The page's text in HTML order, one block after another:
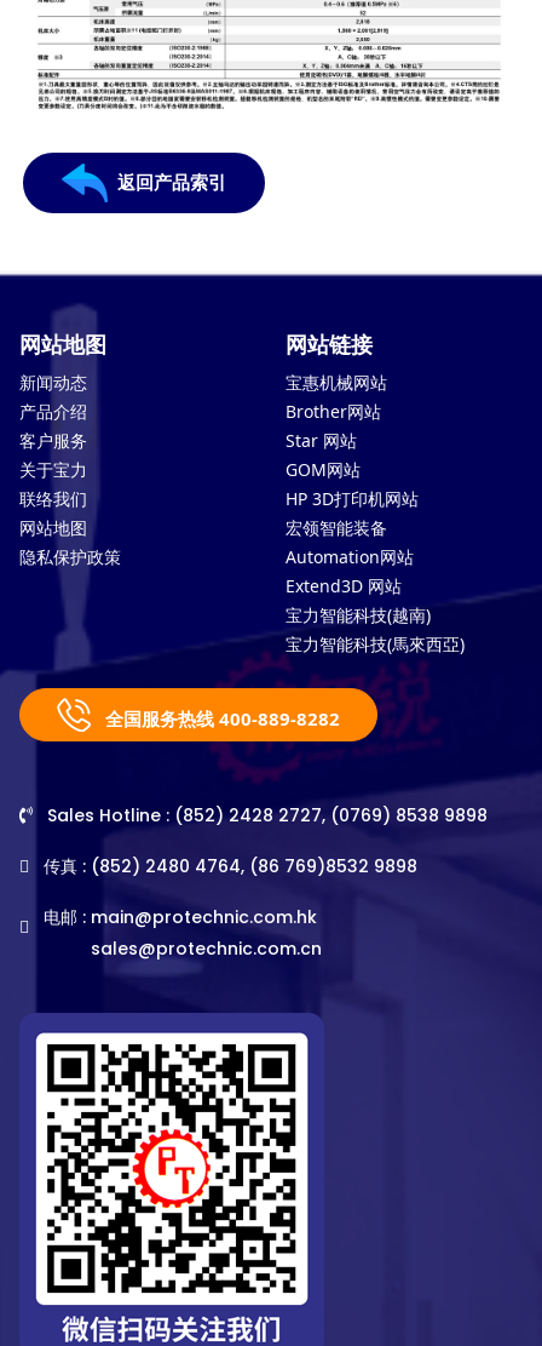
返回产品索引
网站地图
新闻动态
产品介绍
客户服务
关于宝力
联络我们
网站地图
隐私保护政策
网站链接
宝惠机械网站
Brother网站
Star 网站
GOM网站
HP 3D打印机网站
宏领智能装备
Automation网站
Extend3D 网站
宝力智能科技(越南)
宝力智能科技(馬來西亞)
全国服务热线 400-889-8282
Sales Hotline : (852) 2428 2727, (0769) 8538 9898
传真 : (852) 2480 4764, (86 769)8532 9898
电邮 : main@protechnic.com.hk
sales@protechnic.com.cn